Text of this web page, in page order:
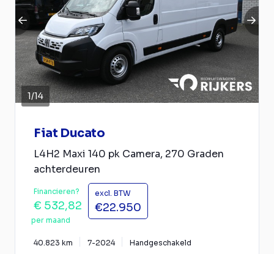
1/14
Fiat Ducato
L4H2 Maxi 140 pk Camera, 270 Graden
achterdeuren
Financieren?
€ 532,82
per maand
excl. BTW
€22.950
40.823 km 7-2024 Handgeschakeld